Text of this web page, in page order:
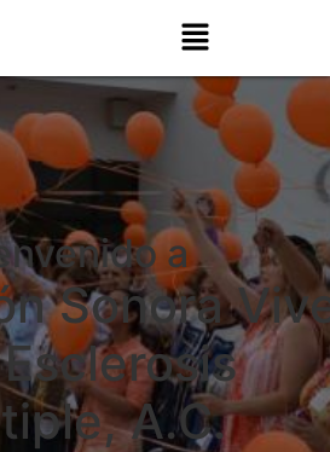
a
Sonora
A.C.